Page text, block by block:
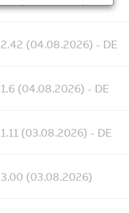
2.42 (04.08.2026) - DE
1.6 (04.08.2026) - DE
1.11 (03.08.2026) - DE
3.00 (03.08.2026)